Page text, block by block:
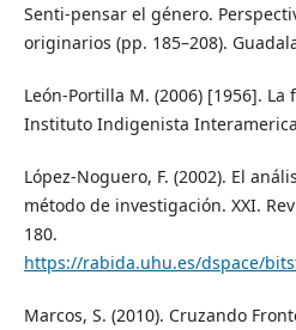
Senti-pensar el género.
originarios (pp. 185–208).
León-Portilla M. (2006) [1956].
Instituto Indigenista
López-Noguero, F. (2002). El
método de investigación. XXI.
180.
https://rabida.uhu.es/dspace/
Marcos, S. (2010). Cruzando